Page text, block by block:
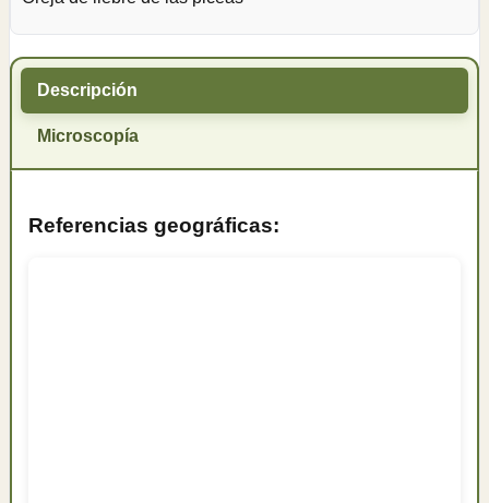
Descripción
Microscopía
Referencias geográficas: